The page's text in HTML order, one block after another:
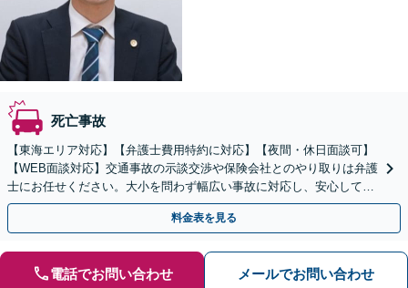
死亡事故
【東海エリア対応】【弁護士費用特約に対応】【夜間・休日面談可】
【WEB面談対応】交通事故の示談交渉や保険会社とのやり取りは弁護
士にお任せください。大小を問わず幅広い事故に対応し、安心して治
療に専念できるようサポートいたします。
料金表を見る
電話でお問い合わせ メールでお問い合わせ